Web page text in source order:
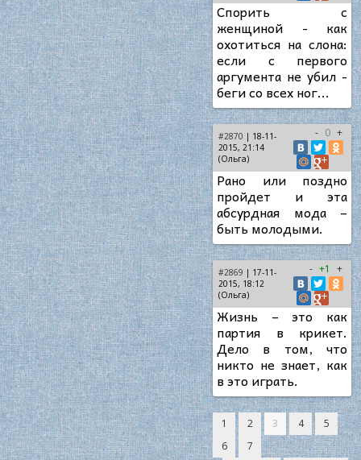
Спорить с
женщиной - как
охотиться на слона:
если с первого
аргумента не убил -
беги со всех ног...
#2870 | 18-11-
2015, 21:14
(Ольга)
- 0 +
Рано или поздно
пройдет и эта
абсурдная мода –
быть молодыми.
#2869 | 17-11-
2015, 18:12
(Ольга)
- +1 +
Жизнь – это как
партия в крикет.
Дело в том, что
никто не знает, как
в это играть.
1 2 3 4
5
6
7